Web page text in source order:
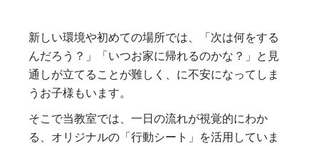
新しい環境や初めての場所では、「次は何をする
んだろう？」「いつお家に帰れるのかな？」と見
通しが立てることが難しく、に不安になってしま
うお子様もいます。
そこで当教室では、一日の流れが視覚的にわか
る、オリジナルの「行動シート」を活用していま